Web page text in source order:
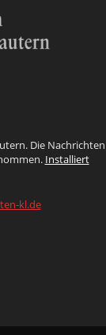
Die Nachrichten
Installiert
kl.de